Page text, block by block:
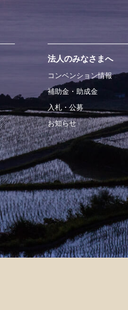
法人のみなさまへ
コンベンション情報
補助金・助成金
入札・公募
お知らせ